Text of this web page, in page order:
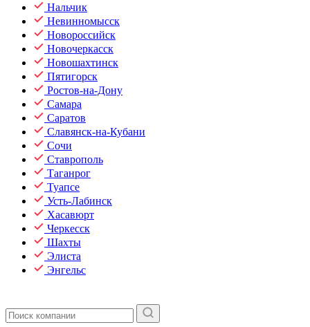
Нальчик
Невинномысск
Новороссийск
Новочеркасск
Новошахтинск
Пятигорск
Ростов-на-Дону
Самара
Саратов
Славянск-на-Кубани
Сочи
Ставрополь
Таганрог
Туапсе
Усть-Лабинск
Хасавюрт
Черкесск
Шахты
Элиста
Энгельс